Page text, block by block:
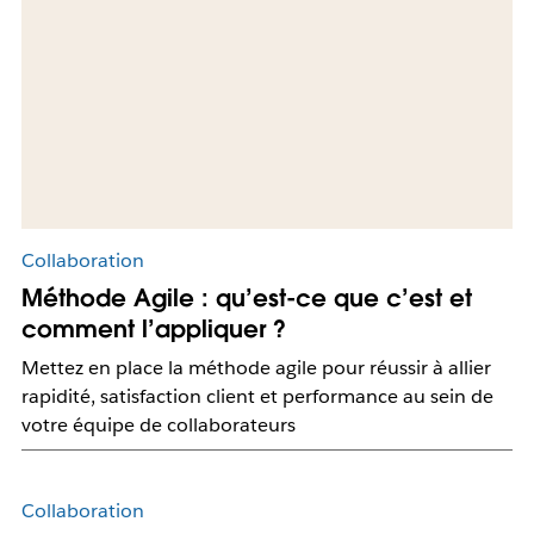
Collaboration
Méthode Agile : qu’est-ce que c’est et
comment l’appliquer ?
Mettez en place la méthode agile pour réussir à allier
rapidité, satisfaction client et performance au sein de
votre équipe de collaborateurs
Collaboration